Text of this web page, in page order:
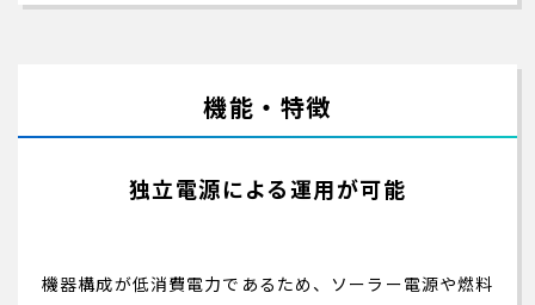
機能・特徴
独立電源による運用が可能
機器構成が低消費電力であるため、ソーラー電源や燃料